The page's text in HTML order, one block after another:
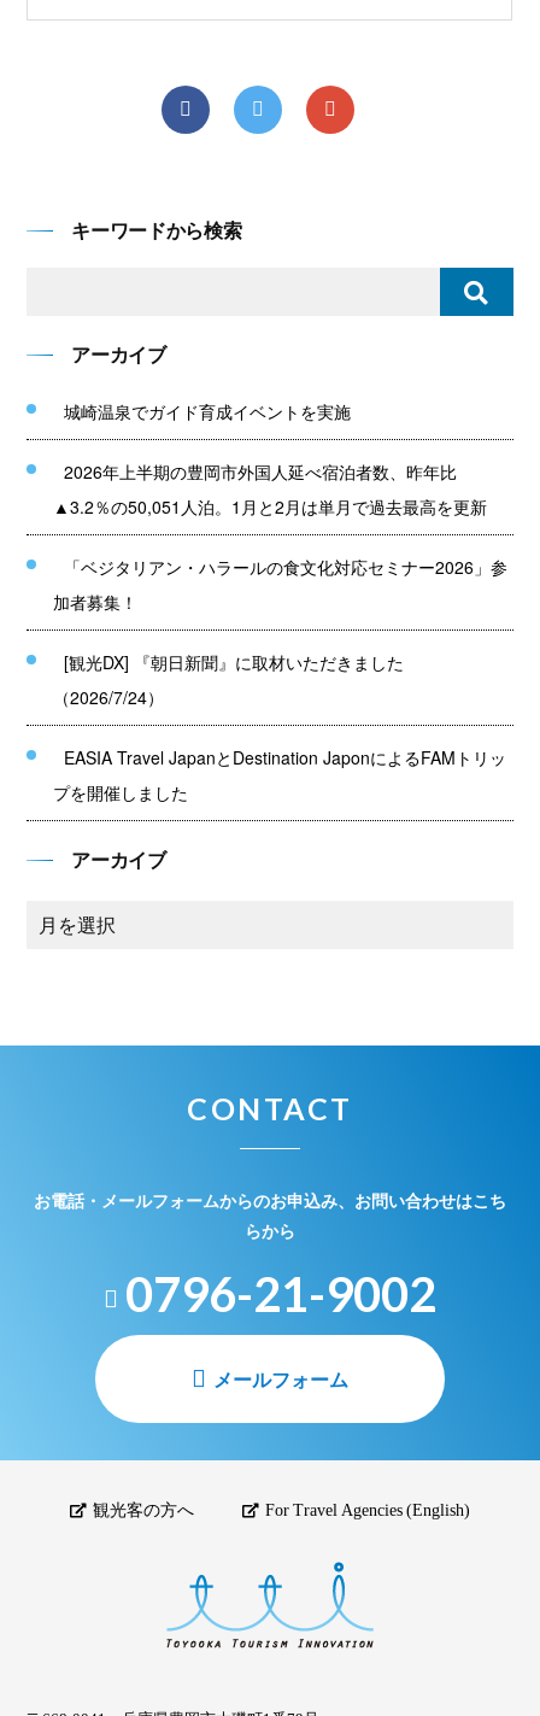
キーワードから検索
アーカイブ
城崎温泉でガイド育成イベントを実施
2026年上半期の豊岡市外国人延べ宿泊者数、昨年比
▲3.2％の50,051人泊。1月と2月は単月で過去最高を更新
「ベジタリアン・ハラールの食文化対応セミナー2026」参
加者募集！
[観光DX] 『朝日新聞』に取材いただきました
（2026/7/24）
EASIA Travel JapanとDestination JaponによるFAMトリッ
プを開催しました
アーカイブ
CONTACT
お電話・メールフォームからのお申込み、お問い合わせはこち
らから
0796-21-9002
メールフォーム
観光客の方へ For Travel Agencies (English)